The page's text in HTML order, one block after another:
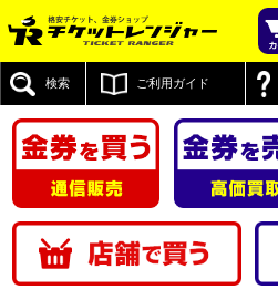
検索 ご利用ガイド